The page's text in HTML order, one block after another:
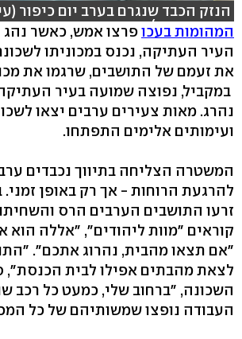
הנזק הכבד שנגרם בערב יום כיפור
תמר אברהם)
המהומות בעכופרצו אמש, כאשר נהג
העיר העתיקה, נכנס במכוניתו
את זעמם של התושבים, שרגמו את
במקביל, נפוצה שמועה בעיר
נהרג. מאות צעירים ערבים יצאו
ועימותים אלימים התפתחו.
המשטרה הצליחה בתיווך נכבדים
להרגעת הרוחות - אך רק באופן
זרעו התושבים הערבים הרס
קוראים "מוות ליהודים", "אללה הוא
"אם תצאו מהבית, נהרוג אתכם".
לצאת מהבתים אפילו לבית הכנסת",
השכונה, "ברחוב שלי, כמעט כל רכב
העבודה נופצו שמשותיהם של כל